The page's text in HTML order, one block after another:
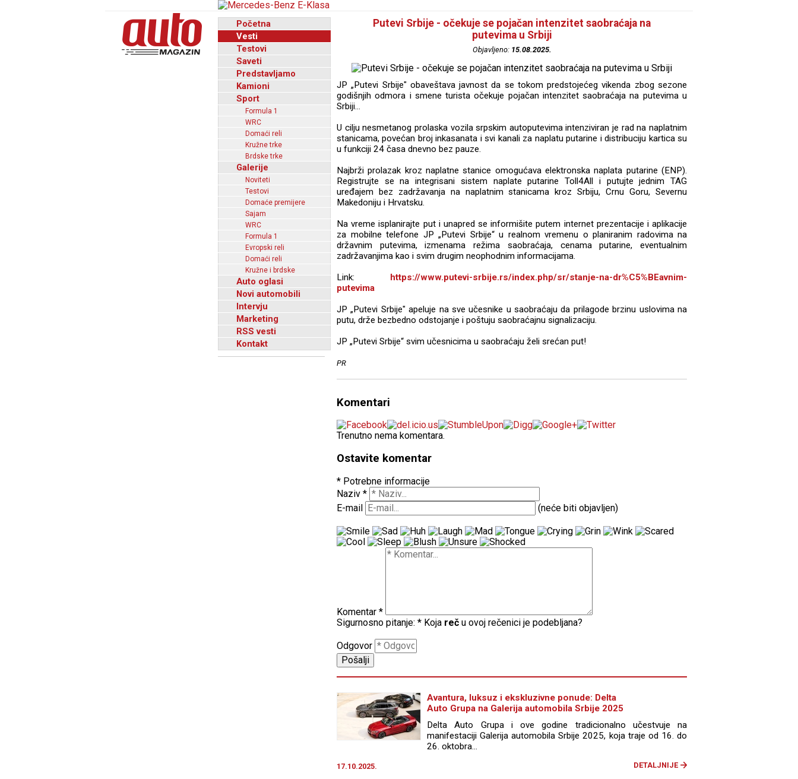
Početna
Vesti
Testovi
Saveti
Predstavljamo
Kamioni
Sport
Formula 1
WRC
Domaći reli
Kružne trke
Brdske trke
Galerije
Noviteti
Testovi
Domaće premijere
Sajam
WRC
Formula 1
Evropski reli
Domaći reli
Kružne i brdske
Auto oglasi
Novi automobili
Intervju
Marketing
RSS vesti
Kontakt
Putevi Srbije - očekuje se pojačan intenzitet saobraćaja na
putevima u Srbiji
Objavljeno: 15.08.2025.
JP „Putevi Srbije" obaveštava javnost da se tokom predstojećeg vikenda zbog sezone
godišnjih odmora i smene turista očekuje pojačan intenzitet saobraćaja na putevima u
Srbiji…
U cilju nesmetanog prolaska vozila srpskim autoputevima intenziviran je rad na naplatnim
stanicama, povećan broj inkasanata i svi kanali za naplatu putarine i distribuciju kartica su
u funkciji 24 časa dnevno bez pauze.
Najbrži prolazak kroz naplatne stanice omogućava elektronska naplata putarine (ENP).
Registrujte se na integrisani sistem naplate putarine Toll4All i putujte jednim TAG
uređajem bez zadržavanja na naplatnim stanicama kroz Srbiju, Crnu Goru, Severnu
Makedoniju i Hrvatsku.
Na vreme isplanirajte put i unapred se informišite putem internet prezentacije i aplikacije
za mobilne telefone JP „Putevi Srbije“ u realnom vremenu o planiranim radovima na
državnim putevima, izmenama režima saobraćaja, cenama putarine, eventualnim
zadržavanjima kao i svim drugim neophodnim informacijama.
Link: https://www.putevi-srbije.rs/index.php/sr/stanje-na-dr%C5%BEavnim-
putevima
JP „Putevi Srbije" apeluje na sve učesnike u saobraćaju da prilagode brzinu uslovima na
putu, drže bezbedno odstojanje i poštuju saobraćajnu signalizaciju.
JP „Putevi Srbije“ svim učesnicima u saobraćaju želi srećan put!
PR
Komentari
Trenutno nema komentara.
Ostavite komentar
* Potrebne informacije
Naziv *
E-mail
(neće biti objavljen)
Komentar *
Sigurnosno pitanje: * Koja reč u ovoj rečenici je podebljana?
Odgovor
Avantura, luksuz i ekskluzivne ponude: Delta
Auto Grupa na Galerija automobila Srbije 2025
Delta Auto Grupa i ove godine tradicionalno učestvuje na
manifestaciji Galerija automobila Srbije 2025, koja traje od 16. do
26. oktobra…
17.10.2025. DETALJNIJE